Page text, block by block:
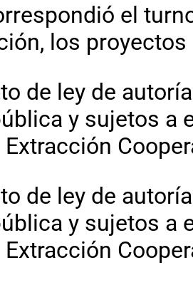
el
los
de ley de
y sujetos a
Extracción
de ley de
y sujetos a
Extracción